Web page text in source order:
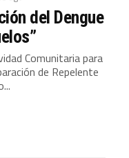
del Dengue
Comunitaria para
de Repelente